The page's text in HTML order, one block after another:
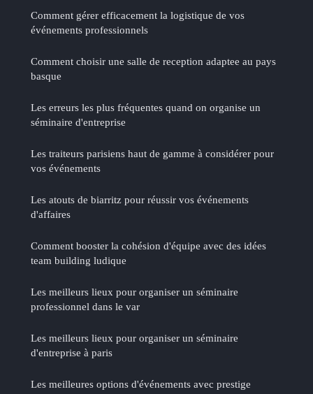
Comment gérer efficacement la logistique de vos
événements professionnels
Comment choisir une salle de reception adaptee au pays
basque
Les erreurs les plus fréquentes quand on organise un
séminaire d'entreprise
Les traiteurs parisiens haut de gamme à considérer pour
vos événements
Les atouts de biarritz pour réussir vos événements
d'affaires
Comment booster la cohésion d'équipe avec des idées
team building ludique
Les meilleurs lieux pour organiser un séminaire
professionnel dans le var
Les meilleurs lieux pour organiser un séminaire
d'entreprise à paris
Les meilleures options d'événements avec prestige